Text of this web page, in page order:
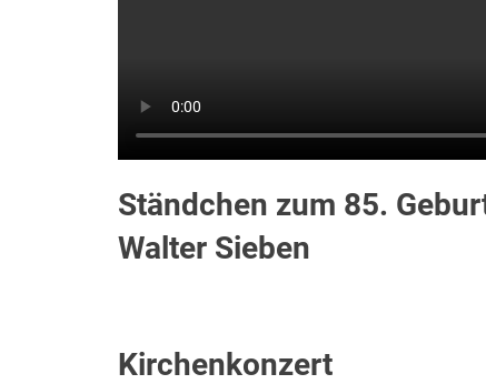
Ständchen zum 85.
Walter Sieben
Kirchenkonzert